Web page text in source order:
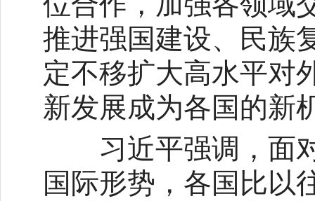
推进强国建设、民族
定不移扩大高水平对
新发展成为各国的新
习近平强调，面对
国际形势，各国比以